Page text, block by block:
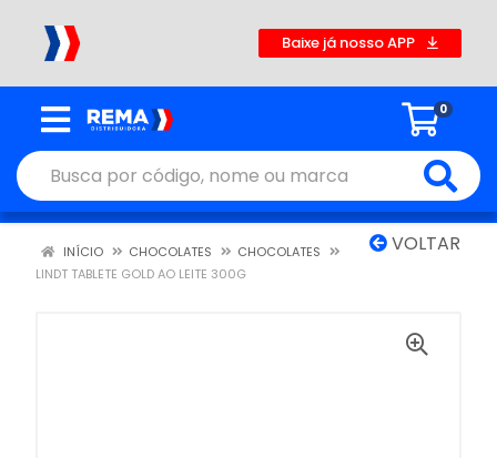
Baixe já nosso APP
0
VOLTAR
INÍCIO CHOCOLATES
CHOCOLATES
LINDT TABLETE GOLD AO LEITE 300G